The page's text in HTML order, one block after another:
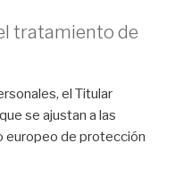
tratamiento de
el Titular
se ajustan a las
europeo de protección